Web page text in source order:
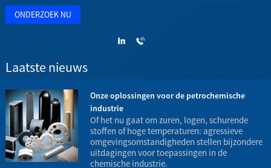
Laatste nieuws
Onze oplossingen voor de petrochemische
industrie
Of het nu gaat om zuren, logen, schurende
stoffen of hoge temperaturen: agressieve
omgevingsomstandigheden stellen bijzondere
uitdagingen voor toepassingen in de
chemische industrie.